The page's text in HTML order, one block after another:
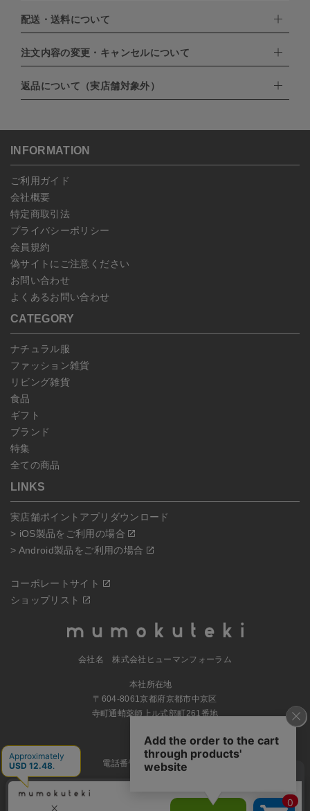
下記お支払い方法よりお選びいただけます。
・クレジットカード（VISA,mastercard,JCB,AMERICAN
EXPRESS,Diners Club）
・PayPay
・NP後払い
配送・送料について
配達業者：日本郵便
北海道：1,400円
沖縄：1,400円
注文内容の変更・キャンセルについて
ご注文日当日から翌日のAM9:00までにご連絡頂いた場合はキャン
セルは可能です。
ンセルしていただいた後、ご希望の商品のみ再度ご注文お願いしま
予約商品など一部キャンセルが出来ない場合がございます。あらか
じめご了承ください。
返品について（実店舗対象外）
こちらよりご依頼ください。
INFORMATION
ご利用ガイド
会社概要
特定商取引法
プライバシーポリシー
会員規約
偽サイトにご注意ください
お問い合わせ
よくあるお問い合わせ
CATEGORY
ナチュラル服
ファッション雑貨
リビング雑貨
食品
ギフト
ブランド
特集
全ての商品
LINKS
実店舗ポイントアプリダウンロード
> iOS製品をご利用の場合
> Android製品をご利用の場合
コーポレートサイト
ショップリスト
会社名 株式会社ヒューマンフォーラム
本社所在地
〒604-8061京都府京都市中京区
寺町通蛸薬師上ル式部町261番地
MAP
電話番号 070-5504-0806
営業時間 11:00～17:30（土日休業）